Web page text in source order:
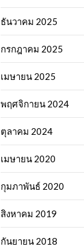
ธันวาคม 2025
กรกฎาคม 2025
เมษายน 2025
พฤศจิกายน 2024
ตุลาคม 2024
เมษายน 2020
กุมภาพันธ์ 2020
สิงหาคม 2019
กันยายน 2018